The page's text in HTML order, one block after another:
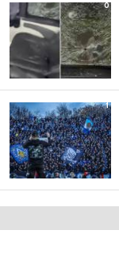
0
1